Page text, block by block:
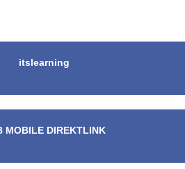
itslearning
MOBILE DIREKTLINK